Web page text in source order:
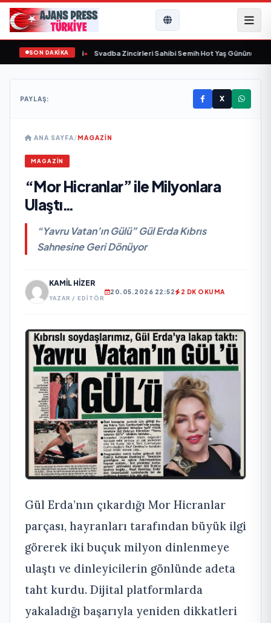
SON DAKİKA
yaşamını yitirdi Svadba Zincirleri Sahibi Semih Hot Yaş Gününü
PAYLAŞ: X
ANA SAYFA/MAGAZİN
MAGAZİN
“Mor Hicranlar” ile Milyonlara
Ulaştı…
“Yavru Vatan’ın Gülü” Gül Erda Kıbrıs
Sahnesine Geri Dönüyor
KAMIL HIZER
YAZAR / EDITÖR
20.05.2026 22:52 2 DK OKUMA
Gül Erda’nın çıkardığı Mor Hicranlar
parçası, hayranları tarafından büyük ilgi
görerek iki buçuk milyon dinlenmeye
ulaştı ve dinleyicilerin gönlünde adeta
taht kurdu. Dijital platformlarda
yakaladığı başarıyla yeniden dikkatleri